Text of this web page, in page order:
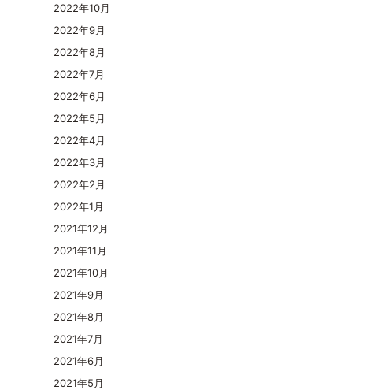
2022年10月
2022年9月
2022年8月
2022年7月
2022年6月
2022年5月
2022年4月
2022年3月
2022年2月
2022年1月
2021年12月
2021年11月
2021年10月
2021年9月
2021年8月
2021年7月
2021年6月
2021年5月